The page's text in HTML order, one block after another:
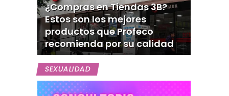
¿Compras en Tiendas 3B?
Estos son los mejores
productos que Profeco
recomienda por su calidad
SEXUALIDAD